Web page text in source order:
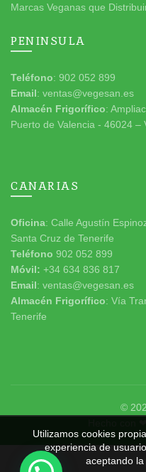
Marcas Veganas que
PENINSULA
Teléfono: 902 052 899
Email: ventas@vegesan.es
Almacén Frigorífico:
Puerto de Valencia - 46024 –
CANARIAS
Oficina: Calle Agustín
Santa Cruz de Tenerife
Teléfono 902 052 899
Móvil: +34 634 836 817
Email: ventas@vegesan.es
Almacén Frigorífico: Vía
Tenerife
©
Utilizamos cookies
experiencia de
aceptando la